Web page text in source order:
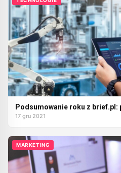
Podsumowanie roku z brief.pl:
17 gru 2021
MARKETING